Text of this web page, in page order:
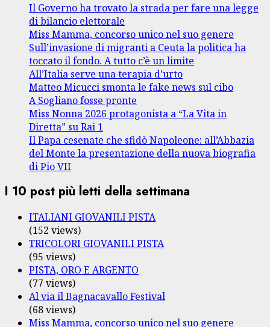
Il Governo ha trovato la strada per fare una legge
di bilancio elettorale
Miss Mamma, concorso unico nel suo genere
Sull’invasione di migranti a Ceuta la politica ha
toccato il fondo. A tutto c’è un limite
All’Italia serve una terapia d’urto
Matteo Micucci smonta le fake news sul cibo
A Sogliano fosse pronte
Miss Nonna 2026 protagonista a “La Vita in
Diretta” su Rai 1
Il Papa cesenate che sfidò Napoleone: all’Abbazia
del Monte la presentazione della nuova biografia
di Pio VII
I 10 post più letti della settimana
ITALIANI GIOVANILI PISTA
(152 views)
TRICOLORI GIOVANILI PISTA
(95 views)
PISTA, ORO E ARGENTO
(77 views)
Al via il Bagnacavallo Festival
(68 views)
Miss Mamma, concorso unico nel suo genere